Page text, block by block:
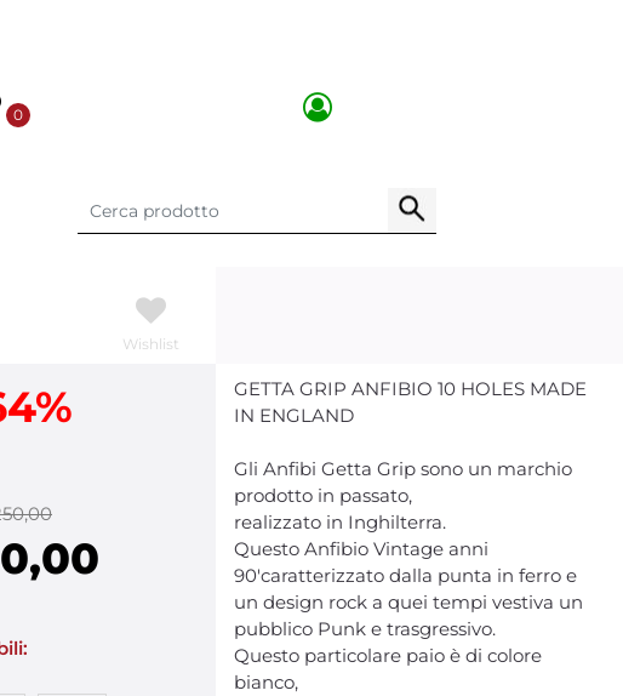
0
Wishlist
GETTA GRIP ANFIBIO 10 HOLES MADE
IN ENGLAND
Gli Anfibi Getta Grip sono un marchio
prodotto in passato,
realizzato in Inghilterra.
Questo Anfibio Vintage anni
90'caratterizzato dalla punta in ferro e
un design rock a quei tempi vestiva un
pubblico Punk e trasgressivo.
Questo particolare paio è di colore
bianco,